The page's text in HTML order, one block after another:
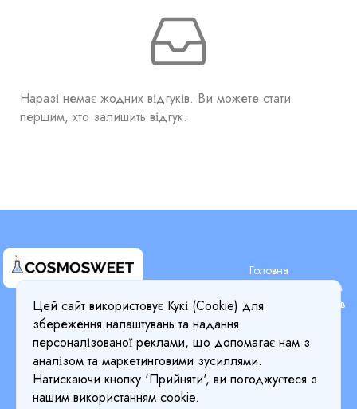
Наразі немає жодних відгуків. Ви можете стати
першим, хто залишить відгук.
Цей сайт використовує Кукі (Cookie) для
збереження налаштувань та надання
персоналізованої реклами, що допомагає нам з
аналізом та маркетинговими зусиллями.
Натискаючи кнопку 'Прийняти', ви погоджуєтеся з
нашим використанням cookie.
Головна
Пошук за складом
Пошук компонентів
Ціни
Про Нас
Terms & Conditions
Privacy Policy
Cookie Policy
Return & Refund Policy